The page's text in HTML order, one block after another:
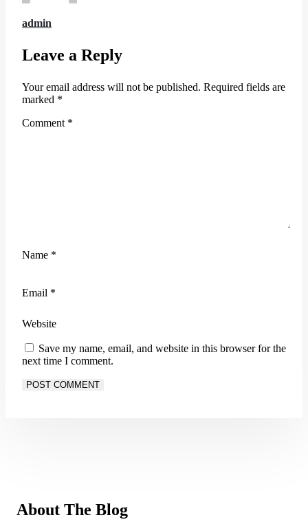
admin
Leave a Reply
Your email address will not be published. Required fields are
marked *
Comment *
Name *
Email *
Website
Save my name, email, and website in this browser for the
next time I comment.
About The Blog